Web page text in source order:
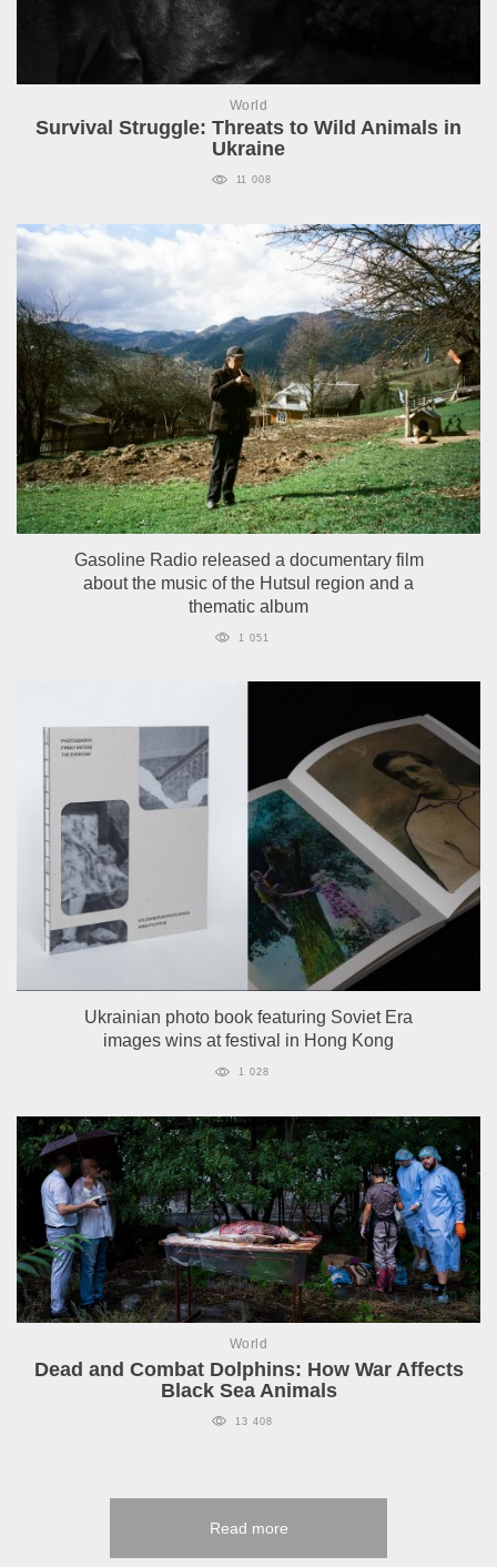
World
Survival Struggle: Threats to Wild Animals in
Ukraine
11 008
Gasoline Radio released a documentary film
about the music of the Hutsul region and a
thematic album
1 051
Ukrainian photo book featuring Soviet Era
images wins at festival in Hong Kong
1 028
World
Dead and Combat Dolphins: How War Affects
Black Sea Animals
13 408
Read more